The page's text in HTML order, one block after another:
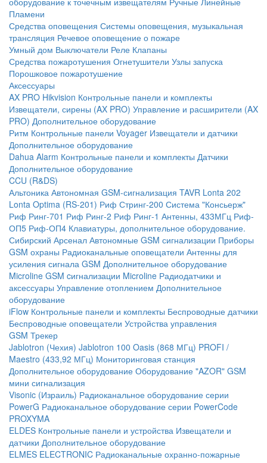
Пламени
Средства оповещения Системы оповещения, музыкальная
трансляция Речевое оповещение о пожаре
Умный дом Выключатели Реле Клапаны
Средства пожаротушения Огнетушители Узлы запуска
Порошковое пожаротушение
Аксессуары
AX PRO Hikvision Контрольные панели и комплекты
Извещатели, сирены (AX PRO) Управление и расширители (AX
PRO) Дополнительное оборудование
Ритм Контрольные панели Voyager Извещатели и датчики
Дополнительное оборудование
Dahua Alarm Контрольные панели и комплекты Датчики
Дополнительное оборудование
CCU (R&DS)
Альтоника Автономная GSM-сигнализация TAVR Lonta 202
Lonta Optima (RS-201) Риф Стринг-200 Система "Консьерж"
Риф Ринг-701 Риф Ринг-2 Риф Ринг-1 Антенны, 433МГц Риф-
ОП5 Риф-ОП4 Клавиатуры, дополнительное оборудование.
Сибирский Арсенал Автономные GSM сигнализации Приборы
GSM охраны Радиоканальные оповещатели Антенны для
усиления сигнала GSM Дополнительное оборудование
Microline GSM cигнализации Microline Радиодатчики и
аксессуары Управление отоплением Дополнительное
оборудование
iFlow Контрольные панели и комплекты Беспроводные датчики
Беспроводные оповещатели Устройства управления
GSM Трекер
Jablotron (Чехия) Jablotron 100 Oasis (868 МГц) PROFI /
Maestro (433,92 МГц) Мониторинговая станция
Дополнительное оборудование Оборудование "AZOR" GSM
мини сигнализация
Visonic (Израиль) Радиоканальное оборудование серии
PowerG Радиоканальное оборудование серии PowerCode
PROXYMA
ELDES Контрольные панели и устройства Извещатели и
датчики Дополнительное оборудование
ELMES ELECTRONIC Радиоканальные охранно-пожарные